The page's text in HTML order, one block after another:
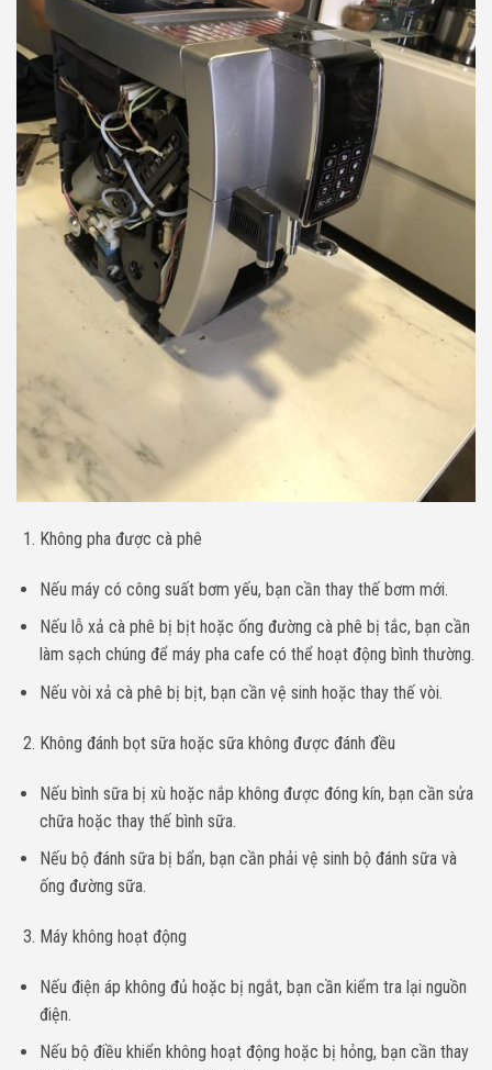
Không pha được cà phê
Nếu máy có công suất bơm yếu, bạn cần thay thế bơm mới.
Nếu lỗ xả cà phê bị bịt hoặc ống đường cà phê bị tắc, bạn cần
làm sạch chúng để máy pha cafe có thể hoạt động bình thường.
Nếu vòi xả cà phê bị bịt, bạn cần vệ sinh hoặc thay thế vòi.
Không đánh bọt sữa hoặc sữa không được đánh đều
Nếu bình sữa bị xù hoặc nắp không được đóng kín, bạn cần sửa
chữa hoặc thay thế bình sữa.
Nếu bộ đánh sữa bị bẩn, bạn cần phải vệ sinh bộ đánh sữa và
ống đường sữa.
Máy không hoạt động
Nếu điện áp không đủ hoặc bị ngắt, bạn cần kiểm tra lại nguồn
điện.
Nếu bộ điều khiển không hoạt động hoặc bị hỏng, bạn cần thay